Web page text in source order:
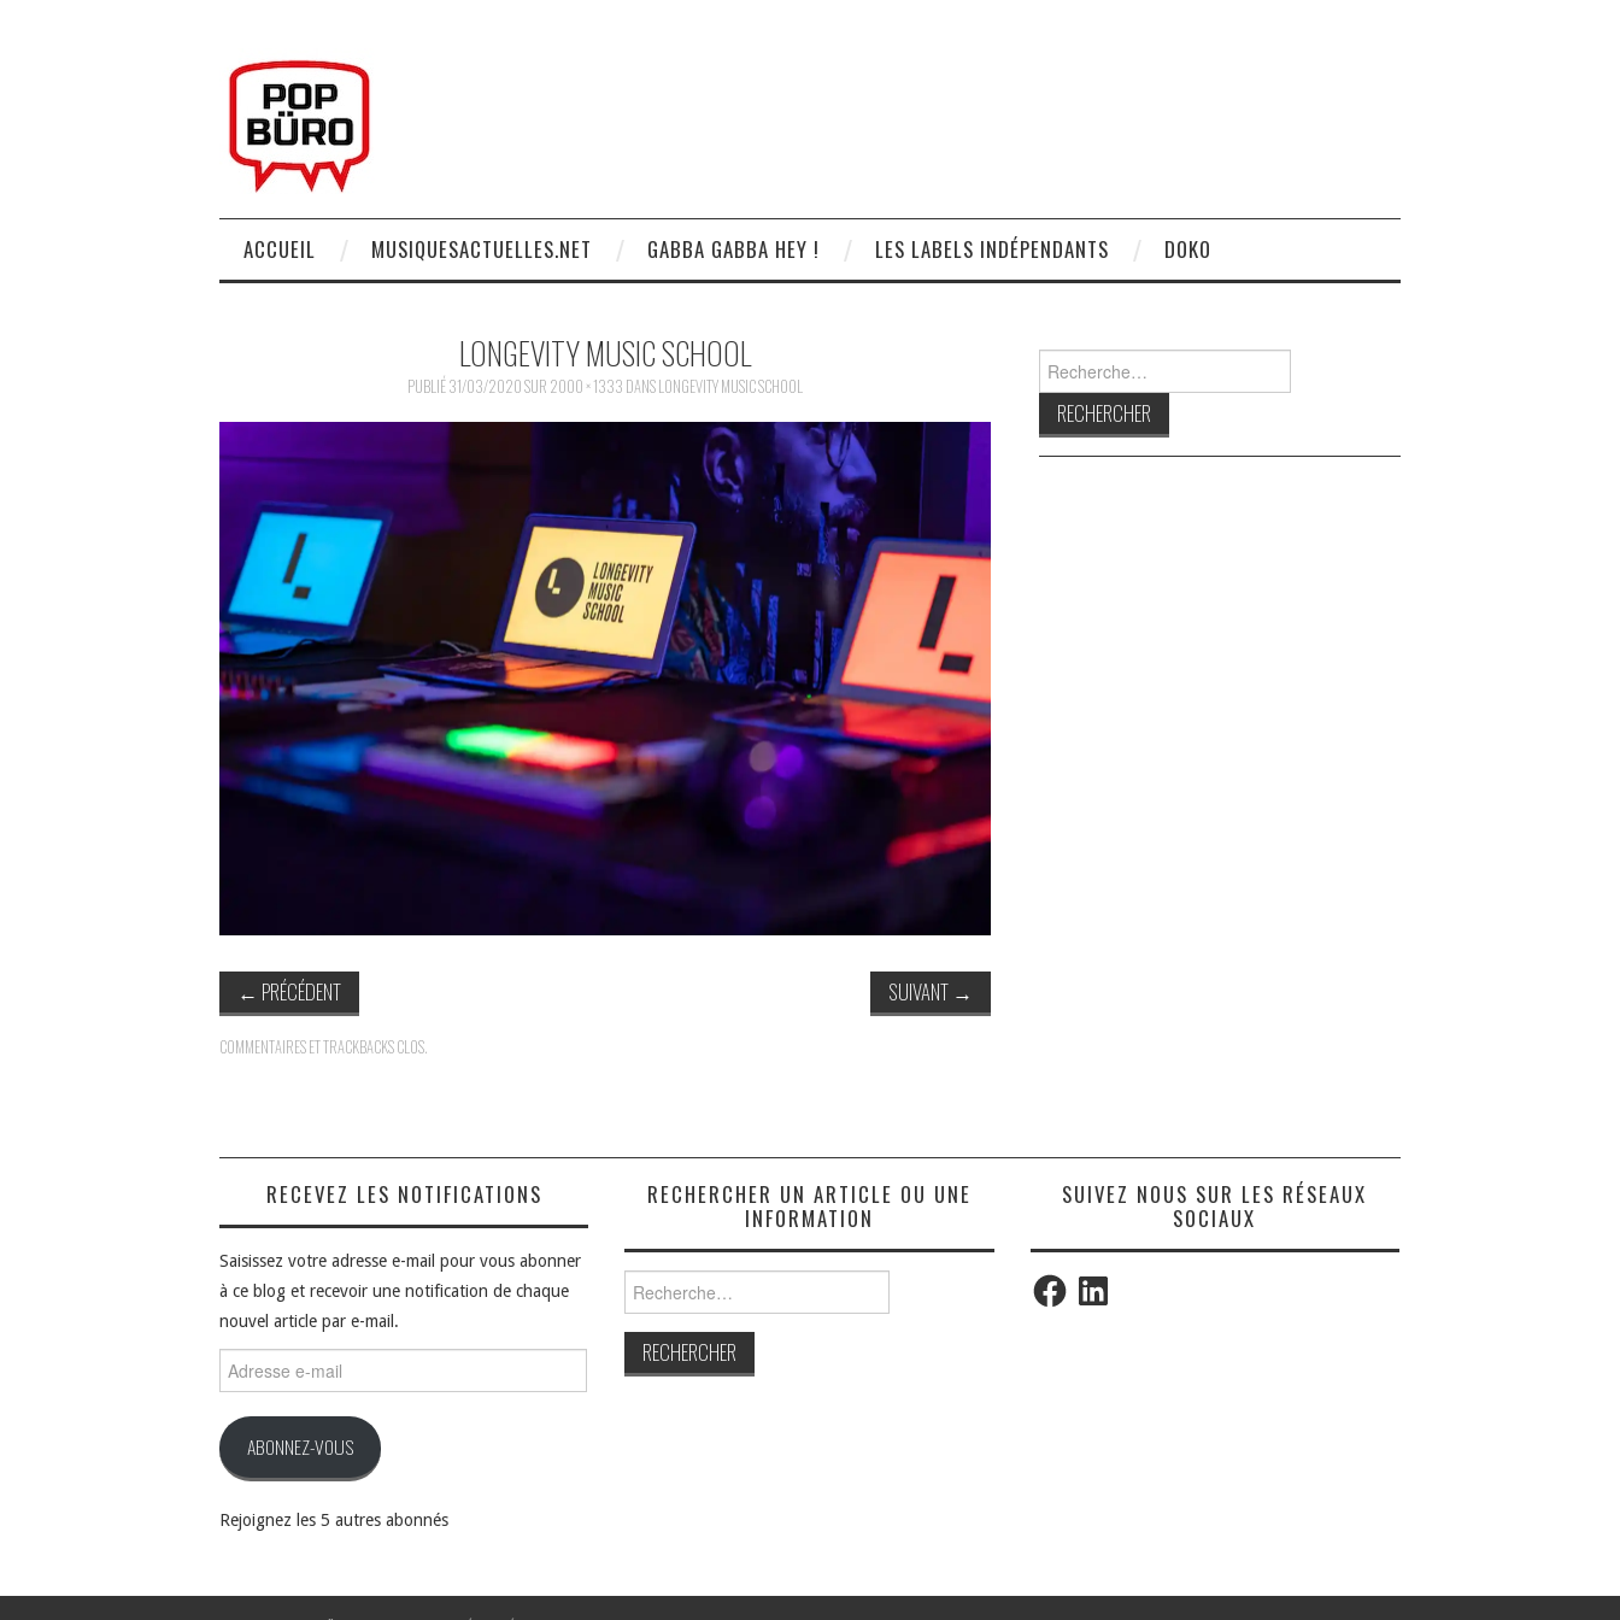
ACCUEIL MUSIQUESACTUELLES.NET GABBA GABBA HEY ! LES LABELS INDÉPENDANTS DOKO
LONGEVITY MUSIC SCHOOL
PUBLIÉ31/03/2020SUR 2000 × 1333 DANSLONGEVITY MUSIC SCHOOL
← PRÉCÉDENT SUIVANT →
COMMENTAIRES ET TRACKBACKS CLOS.
RECEVEZ LES NOTIFICATIONS
Saisissez votre adresse e-mail pour vous abonner
à ce blog et recevoir une notification de chaque
nouvel article par e-mail.
e-
ABONNEZ-VOUS
Rejoignez les 5 autres abonnés
RECHERCHER UN ARTICLE OU UNE
INFORMATION
SUIVEZ NOUS SUR LES RÉSEAUX
SOCIAUX
FacebookLinkedIn